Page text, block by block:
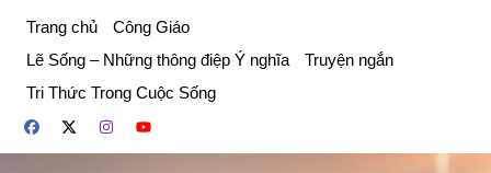
phần
dung
Trang chủ
Công Giáo
Lẽ Sống – Những thông điệp Ý nghĩa
Truyện ngắn
Tri Thức Trong Cuộc Sống